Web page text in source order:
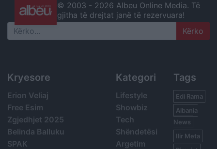
© 2003 - 2026 Albeu Online Media. Të
gjitha të drejtat janë të rezervuara!
Search
Kryesore
Erion Veliaj
Free Esim
Zgjedhjet 2025
Belinda Balluku
SPAK
Kategori
Lifestyle
Showbiz
Tech
Shëndetësi
Argetim
Tags
Edi Rama
Albania
News
Ilir Meta